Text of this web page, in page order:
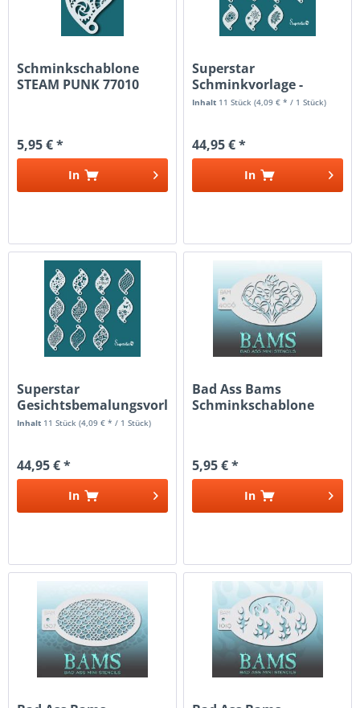
Schminkschablone
STEAM PUNK 77010
5,95 € *
In
Superstar
Schminkvorlage -
Schablonenset
Inhalt 11 Stück(4,09 € * / 1 Stück)
44,95 € *
In
Superstar
Gesichtsbemalungsvorlage
- Schablonenset
Inhalt 11 Stück(4,09 € * / 1 Stück)
44,95 € *
In
Bad Ass Bams
Schminkschablone
5,95 € *
In